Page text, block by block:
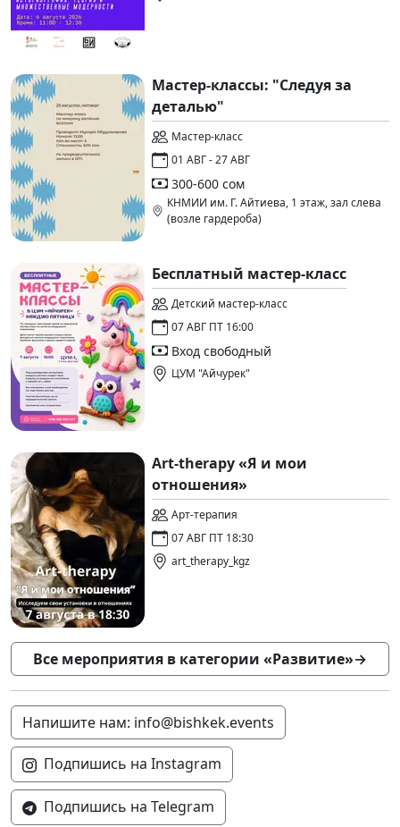
Мастер-классы: "Следуя за
деталью"
Мастер-класс
01 АВГ - 27 АВГ
300-600 сом
КНМИИ им. Г. Айтиева, 1 этаж, зал слева
(возле гардероба)
Бесплатный мастер-класс
Детский мастер-класс
07 АВГ ПТ 16:00
Вход свободный
ЦУМ "Айчурек"
Art-therapy «Я и мои
отношения»
Арт-терапия
07 АВГ ПТ 18:30
art_therapy_kgz
Все мероприятия в категории «Развитие»→
Напишите нам: info@bishkek.events
Подпишись на Instagram
Подпишись на Telegram